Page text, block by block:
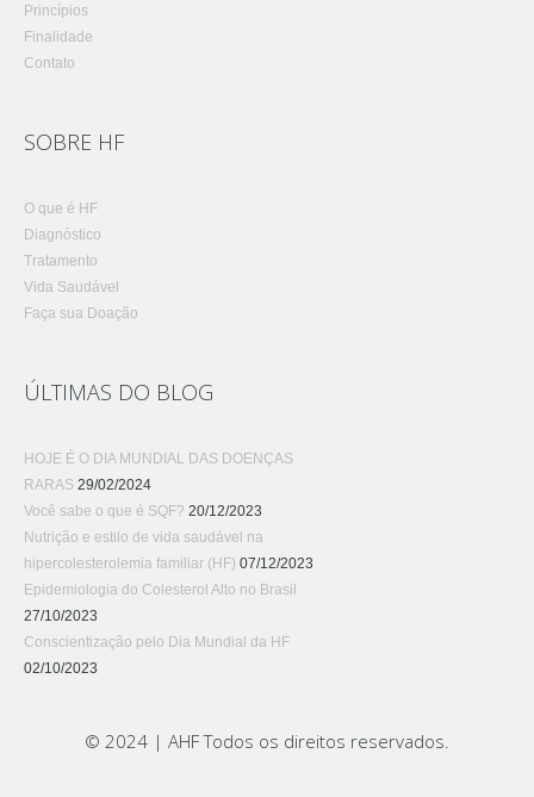
Princípios
Finalidade
Contato
SOBRE HF
O que é HF
Diagnóstico
Tratamento
Vida Saudável
Faça sua Doação
ÚLTIMAS DO BLOG
HOJE É O DIA MUNDIAL DAS DOENÇAS
RARAS 29/02/2024
Você sabe o que é SQF? 20/12/2023
Nutrição e estilo de vida saudável na
hipercolesterolemia familiar (HF) 07/12/2023
Epidemiologia do Colesterol Alto no Brasil
27/10/2023
Conscientização pelo Dia Mundial da HF
02/10/2023
© 2024 | AHF Todos os direitos reservados.